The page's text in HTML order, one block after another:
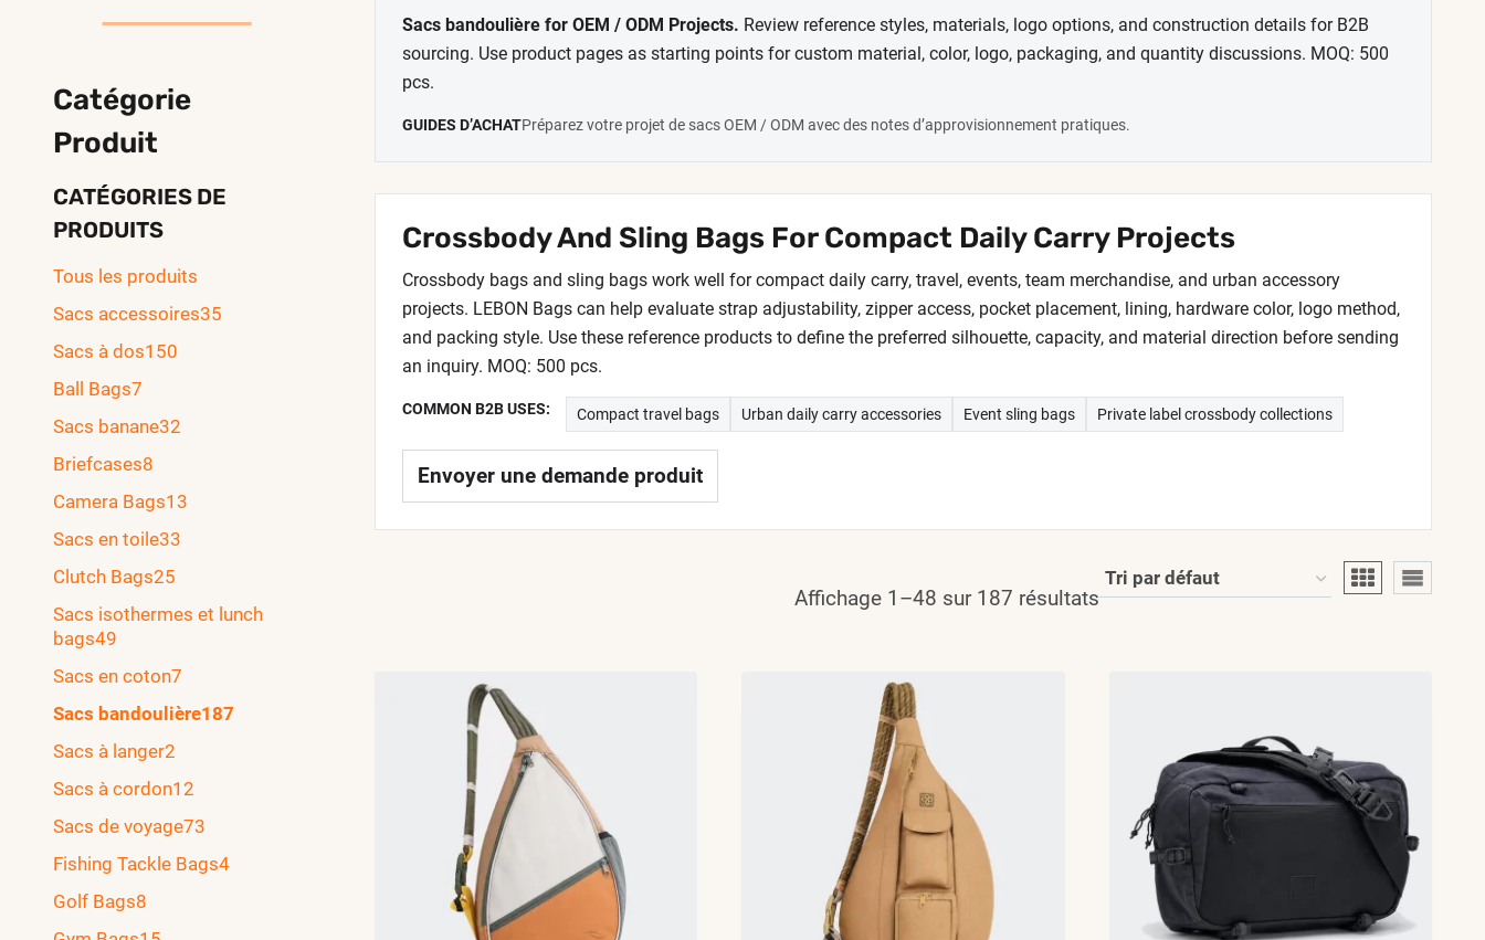
Sacs bandoulière for OEM / ODM Projects. Review reference styles, materials, logo options, and construction details for B2B
sourcing. Use product pages as starting points for custom material, color, logo, packaging, and quantity discussions. MOQ: 500
pcs.
GUIDES D’ACHATPréparez votre projet de sacs OEM / ODM avec des notes d’approvisionnement pratiques.
Crossbody And Sling Bags For Compact Daily Carry Projects
Crossbody bags and sling bags work well for compact daily carry, travel, events, team merchandise, and urban accessory
projects. LEBON Bags can help evaluate strap adjustability, zipper access, pocket placement, lining, hardware color, logo method,
and packing style. Use these reference products to define the preferred silhouette, capacity, and material direction before sending
an inquiry. MOQ: 500 pcs.
COMMON B2B USES: Compact travel bags Urban daily carry accessories Event sling bags Private label crossbody collections
Envoyer une demande produit
Affichage 1–48 sur 187 résultats
Catégorie
Produit
CATÉGORIES DE
PRODUITS
Tous les produits
Sacs accessoires35
Sacs à dos150
Ball Bags7
Sacs banane32
Briefcases8
Camera Bags13
Sacs en toile33
Clutch Bags25
Sacs isothermes et lunch
bags49
Sacs en coton7
Sacs bandoulière187
Sacs à langer2
Sacs à cordon12
Sacs de voyage73
Fishing Tackle Bags4
Golf Bags8